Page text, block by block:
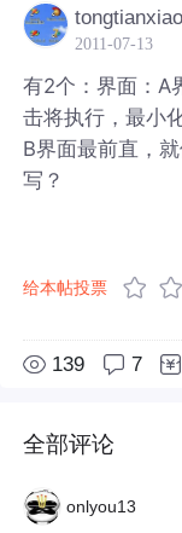
tongtianxiao
2011-07-13
有2个：界面：A
击将执行，最小
B界面最前直，
写？
给本帖投票
139 7
全部评论
onlyou13